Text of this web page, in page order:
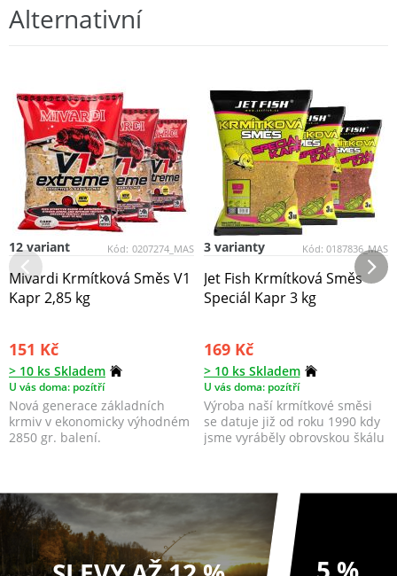
Alternativní
Kód: 0207274_MAS
12 variant
Mivardi Krmítková Směs V1
Kapr 2,85 kg
151 Kč
> 10 ks Skladem
U vás doma: pozítří
Nová generace základních
krmiv v ekonomicky výhodném
2850 gr. balení.
Kód: 0187836_MAS
3 varianty
Jet Fish Krmítková Směs
Speciál Kapr 3 kg
169 Kč
> 10 ks Skladem
U vás doma: pozítří
Výroba naší krmítkové směsi
se datuje již od roku 1990 kdy
jsme vyráběly obrovskou škálu